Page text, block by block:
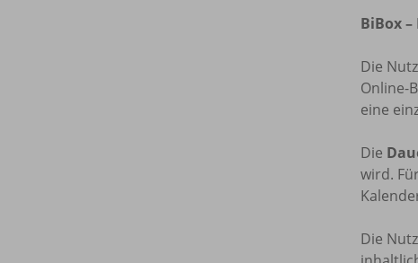
BiBox
Die
Online-
eine
Die
wird.
Die